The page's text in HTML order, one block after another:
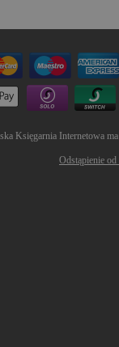
Księgarnia Internetowa
Odstąpienie